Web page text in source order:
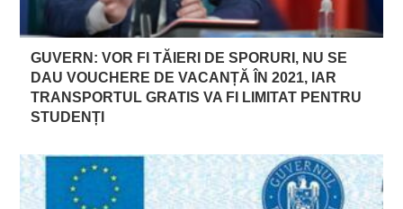
GUVERN: VOR FI TĂIERI DE SPORURI, NU SE
DAU VOUCHERE DE VACANȚĂ ÎN 2021, IAR
TRANSPORTUL GRATIS VA FI LIMITAT PENTRU
STUDENȚI